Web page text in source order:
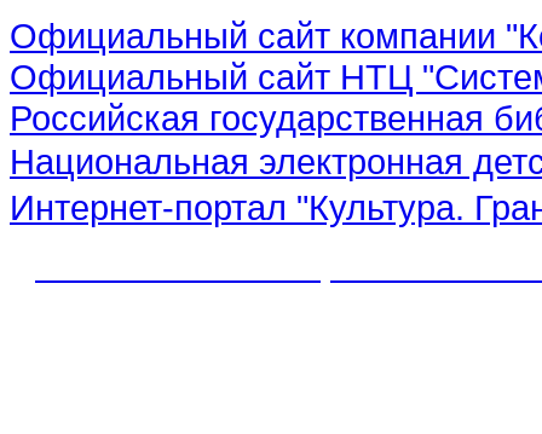
Официальный сайт компании
Официальный сайт НТЦ
Российская государственная
Национальная электронная
Интернет-портал "Культура.